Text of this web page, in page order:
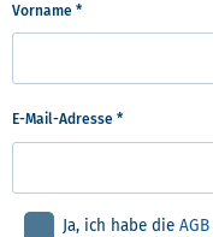
Vorname *
E-Mail-Adresse *
Ja, ich habe die AGB